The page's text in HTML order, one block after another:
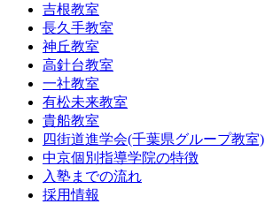
吉根教室
長久手教室
神丘教室
高針台教室
一社教室
有松未来教室
貴船教室
四街道進学会(千葉県グループ教室)
中京個別指導学院の特徴
入塾までの流れ
採用情報